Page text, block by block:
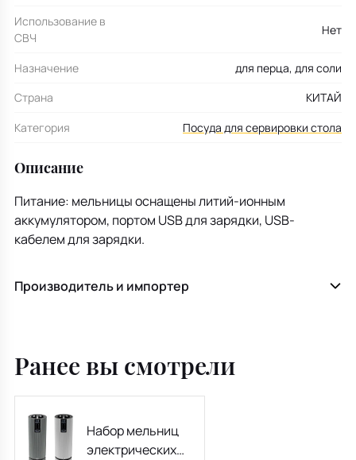
Использование в
СВЧ
Нет
Назначение
для перца, для соли
Страна
КИТАЙ
Категория
Посуда для сервировки стола
Описание
Питание: мельницы оснащены литий-ионным
аккумулятором, портом USB для зарядки, USB-
кабелем для зарядки.
Производитель и импортер
Ранее вы смотрели
Набор мельниц
электрических